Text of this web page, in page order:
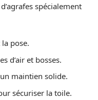
spécialement
pose.
d’air et bosses.
maintien solide.
sécuriser la toile.